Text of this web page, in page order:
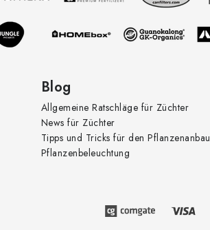
Blog
Allgemeine Ratschläge für Züchter
News für Züchter
Tipps und Tricks für den Pflanzenanbau
Pflanzenbeleuchtung